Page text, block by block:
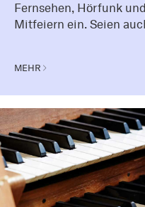
Fernsehen, Hörfunk
Mitfeiern ein. Seien
MEHR